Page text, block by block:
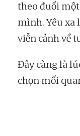
theo đuổi
mình. Yêu xa
viễn cảnh về
Đây càng là
chọn mối